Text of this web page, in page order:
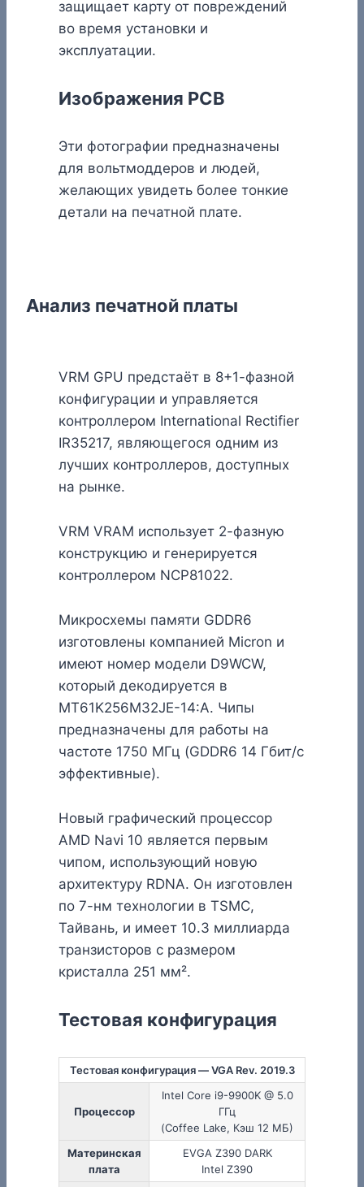
защищает карту от повреждений
во время установки и
эксплуатации.
Изображения PCB
Эти фотографии предназначены
для вольтмоддеров и людей,
желающих увидеть более тонкие
детали на печатной плате.
Анализ печатной платы
VRM GPU предстаёт в 8+1-фазной
конфигурации и управляется
контроллером International Rectifier
IR35217, являющегося одним из
лучших контроллеров, доступных
на рынке.
VRM VRAM использует 2-фазную
конструкцию и генерируется
контроллером NCP81022.
Микросхемы памяти GDDR6
изготовлены компанией Micron и
имеют номер модели D9WCW,
который декодируется в
MT61K256M32JE-14:A. Чипы
предназначены для работы на
частоте 1750 МГц (GDDR6 14 Гбит/с
эффективные).
Новый графический процессор
AMD Navi 10 является первым
чипом, использующий новую
архитектуру RDNA. Он изготовлен
по 7-нм технологии в TSMC,
Тайвань, и имеет 10.3 миллиарда
транзисторов с размером
кристалла 251 мм².
Тестовая конфигурация
Тестовая конфигурация — VGA Rev. 2019.3
Процессор
Intel Core i9-9900K @ 5.0
ГГц
(Coffee Lake, Кэш 12 МБ)
Материнская
плата
EVGA Z390 DARK
Intel Z390